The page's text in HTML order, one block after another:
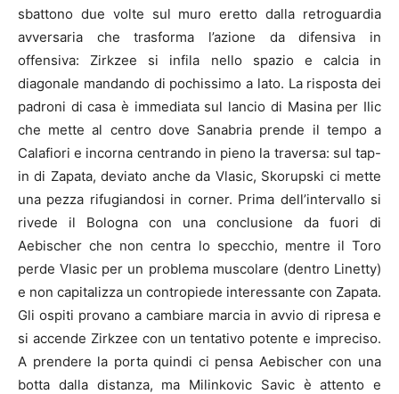
sbattono due volte sul muro eretto dalla retroguardia
avversaria che trasforma l’azione da difensiva in
offensiva: Zirkzee si infila nello spazio e calcia in
diagonale mandando di pochissimo a lato. La risposta dei
padroni di casa è immediata sul lancio di Masina per Ilic
che mette al centro dove Sanabria prende il tempo a
Calafiori e incorna centrando in pieno la traversa: sul tap-
in di Zapata, deviato anche da Vlasic, Skorupski ci mette
una pezza rifugiandosi in corner. Prima dell’intervallo si
rivede il Bologna con una conclusione da fuori di
Aebischer che non centra lo specchio, mentre il Toro
perde Vlasic per un problema muscolare (dentro Linetty)
e non capitalizza un contropiede interessante con Zapata.
Gli ospiti provano a cambiare marcia in avvio di ripresa e
si accende Zirkzee con un tentativo potente e impreciso.
A prendere la porta quindi ci pensa Aebischer con una
botta dalla distanza, ma Milinkovic Savic è attento e